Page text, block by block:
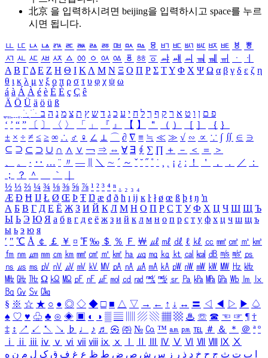
北京 을 입력하시려면 beijing을 입력하시고 space를 누르
시면 됩니다.
ㅥ ㅦ ㅧ ㅨ ㅩ ㅪ ㅫ ㅬ ㅭ ㅮ ㅯ ㅰ ㅱ ㅲ ㅳ ㅴ ㅵ ㅶ ㅷ ㅸ
ㅹ
ㅺ ㅻ ㅼ ㅽ ㅾ ㅿ ㆀ ㆁ ㆂ ㆃ ㆄ ㆅ ㆆ ㆇ ㆈ ㆉ ㆊ ㆋ ㆌ ㆍ
ㆎ
Α Β ΓΔ Ε Ζ Η Θ Ι ΚΛ Μ Ν Ξ Ο Π Ρ Σ ΤΥ Φ Χ Ψ Ω α β γ δ ε ζ η
θ ι κ λ μ ν ξ ο π ρ σ τ υ φ χ ψ ω
á à Á À é è É È ç Ç ê
Ä Ö Ü ä ö ü ß
ִֶֹ ֻּ ׁׂ פ ם ן ו ט א ר ק ף ך ל ח י ע כ ג ד ש ץ ת צ מ נ ה ב
‘ ’ “ ” 〔 〕 〈 〉 「 」 『 』 【 】 ＂ （ ） ［ ］ ｛ ｝
± × ÷ ≠ ≤ ≥ ∞ ∴ ♂ ♀ ∠ ⊥ ⌒ ∂ ∇ ≡ ≒ ≪ ≫ √ ∽ ∝ ∵ ∫ ∬ ∈ ∋
⊆ ⊇ ⊂ ⊃ ∪ ∩ ∧ ∨ ￢ ⇒ ⇔ ∀ ∃ ∮ ∑ ∏ ＋ － ＜ ＝
＞
、
。 · ‥ … ¨ 〃 ― ＼ ∼ ´ ～ ˇ ˘ ˝ ˚ ˙ ¸ ¡ ¿ ː ！ ＇ ， ． ／
：
；
？ ＾ ｀
½ ⅓ ⅔ ¼ ¾ ⅛ ⅜ ⅝ ⅞ ¹ ² ³ ⁴ ⁿ ₁ ₂ ₃ ₄
Æ Ð Ħ Ĳ Ł Ø Œ Þ Ŧ Ŋ æ đ ð ħ ı ĳ ĸ ŀ ł ø œ ß þ ŧ ŋ ŉ
А Б В Г Д Е Ё Ж З И Й К Л М Н О П Р С Т У Ф Х Ц Ч Ш Щ Ъ
Ы Ь Э Ю Я а б в г д е ё ж з и й к л м н о п р с т у ф х ц ч ш щ ъ
ы ь э ю я
′ ″ ℃ Å ￠ ￡ ￥ ¤ ℉ ‰ ＄ ％ Ｆ ￦ ㎕ ㎖ ㎗ ℓ ㎘ ㏄ ㎣ ㎤ ㎥ ㎦
㎙ ㎚ ㎛ ㎜ ㎝ ㎞ ㎟ ㎠ ㎡ ㎢ ㏊ ㎍ ㎎ ㎏ ㏏ ㎈ ㎉ ㏈ ㎧ ㎨ ㎰
㎱ ㎲ ㎳ ㎴ ㎵ ㎶ ㎷ ㎸ ㎹ ㎀ ㎁ ㎂ ㎃ ㎄ ㎺ ㎻ ㎽ ㎾ ㎿ ㎐ ㎑
㎒ ㎓ ㎔ Ω ㏀ ㏁ ㎊ ㎋ ㎌ ㏖ ㏅ ㎭ ㎮ ㎯ ㏛ ㎩ ㎪ ㎫ ㎬ ㏝ ㏐
㏓
㏃ ㏉ ㏜ ㏆
§ ※ ☆ ★ ○ ● ◎ ◇ ◆ □ ■ △ ▽ → ← ↑ ↓ ↔ 〓 ◁ ◀ ▷ ▶ ♤
♠ ♡ ♥ ♧ ♣ ⊙ ◈ ▣ ◐ ◑ ▒ ▤ ▨ ▧ ▦ ▩ ♨ ☏ ☎ ☜ ☞ ¶ †
‡ ↕ ↗ ↙ ↖ ↘ ♭ ♩ ♪ ♬ ㉿ ㈜ № ㏇ ™ ㏂ ㏘ ℡ ＃ ＆ ＊ ＠ ª º
ⅰ
ⅱ ⅲ ⅳ ⅴ ⅵ ⅶ ⅷ ⅸ ⅹ Ⅳ Ⅴ Ⅵ Ⅶ Ⅷ Ⅸ Ⅹ
ب ت ث ج ح خ د ذ ر ز س ش ص ض ط ظ ع غ ف ق ک ل م ن ه